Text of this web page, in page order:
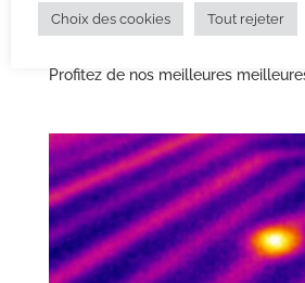
Prévenez les risques d’incendie en
équipements : machines-outils,
Profitez de nos meilleures
Choix des cookies Tout rejeter